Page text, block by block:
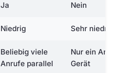
Ja Nein
Niedrig Sehr niedrig
Beliebig viele
Anrufe parallel
Nur ein
Gerät